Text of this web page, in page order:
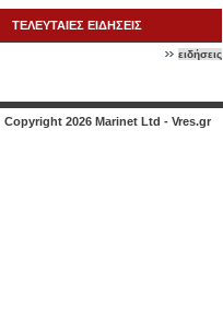
ΤΕΛΕΥΤΑΙΕΣ ΕΙΔΗΣΕΙΣ
ειδήσεις
Copyright 2026 Marinet Ltd - Vres.gr